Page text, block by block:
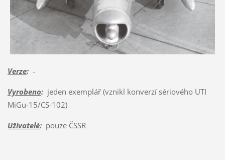
Verze:-
Vyrobeno:jeden exemplář (vznikl konverzí sériového UTI
MiGu-15/CS-102)
Uživatelé:pouze ČSSR